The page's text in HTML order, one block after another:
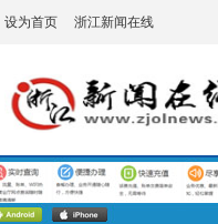
设为首页 浙江新闻在线